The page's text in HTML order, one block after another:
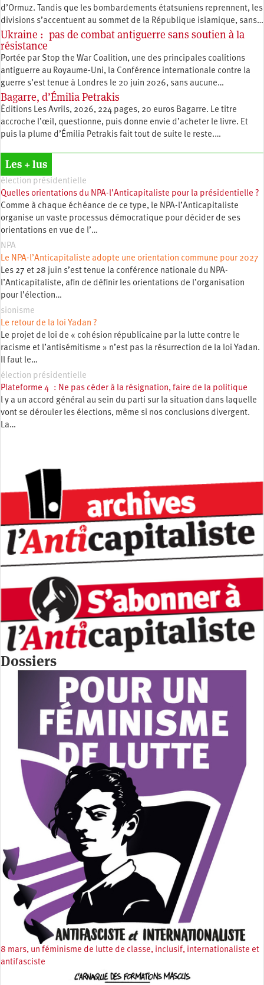
d’Ormuz. Tandis que les bombardements étatsuniens reprennent, les
divisions s’accentuent au sommet de la République islamique, sans…
Ukraine : pas de combat antiguerre sans soutien à la
résistance
Portée par Stop the War Coalition, une des principales coalitions
antiguerre au Royaume-Uni, la Conférence internationale contre la
guerre s’est tenue à Londres le 20 juin 2026, sans aucune…
Bagarre, d’Émilia Petrakis
Éditions Les Avrils, 2026, 224 pages, 20 euros Bagarre. Le titre
accroche l’œil, questionne, puis donne envie d’acheter le livre. Et
puis la plume d’Émilia Petrakis fait tout de suite le reste.…
Les + lus
élection présidentielle
Quelles orientations du NPA-l’Anticapitaliste pour la présidentielle ?
Comme à chaque échéance de ce type, le NPA-l’Anticapitaliste
organise un vaste processus démocratique pour décider de ses
orientations en vue de l’…
NPA
Le NPA-l’Anticapitaliste adopte une orientation commune pour 2027
Les 27 et 28 juin s’est tenue la conférence nationale du NPA-
l’Anticapitaliste, afin de définir les orientations de l’organisation
pour l’élection…
sionisme
Le retour de la loi Yadan ?
Le projet de loi de « cohésion républicaine par la lutte contre le
racisme et l’antisémitisme » n’est pas la résurrection de la loi Yadan.
Il faut le…
élection présidentielle
Plateforme 4 : Ne pas céder à la résignation, faire de la politique
l y a un accord général au sein du parti sur la situation dans laquelle
vont se dérouler les élections, même si nos conclusions divergent.
La…
Dossiers
8 mars, un féminisme de lutte de classe, inclusif, internationaliste et
antifasciste